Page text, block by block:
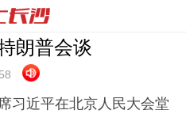
朗普会谈